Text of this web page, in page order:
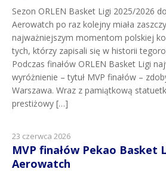
Sezon ORLEN Basket Ligi 2025/2026
Aerowatch po raz kolejny miała
najważniejszym momentom polskiej
tych, którzy zapisali się w historii
Podczas finałów ORLEN Basket Ligi
wyróżnienie – tytuł MVP finałów –
Warszawa. Wraz z pamiątkową
prestiżowy […]
23 czerwca 2026
MVP finałów Pekao Basket
Aerowatch